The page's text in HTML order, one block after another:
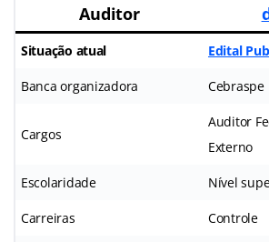
Auditor
Situação atual Edital
Banca organizadora Cebraspe
Cargos
Auditor
Externo
Escolaridade Nível
Carreiras Controle